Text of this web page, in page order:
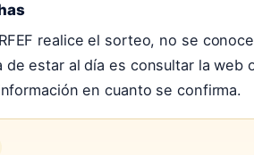
realice el sorteo, no se
de estar al día es consultar la
en cuanto se confirma.